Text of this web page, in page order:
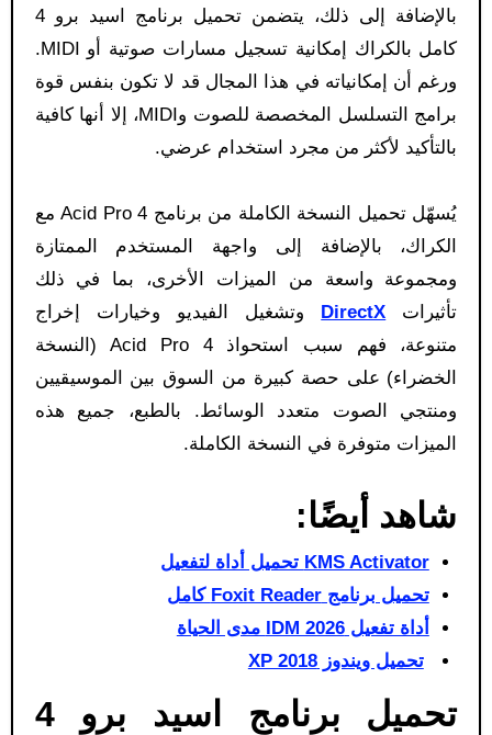
بالإضافة إلى ذلك، يتضمن تحميل برنامج اسيد برو 4
كامل بالكراك إمكانية تسجيل مسارات صوتية أو MIDI.
ورغم أن إمكانياته في هذا المجال قد لا تكون بنفس قوة
برامج التسلسل المخصصة للصوت وMIDI، إلا أنها كافية
بالتأكيد لأكثر من مجرد استخدام عرضي.
يُسهّل تحميل النسخة الكاملة من برنامج Acid Pro 4 مع
الكراك، بالإضافة إلى واجهة المستخدم الممتازة
ومجموعة واسعة من الميزات الأخرى، بما في ذلك
تأثيرات DirectX
وتشغيل الفيديو وخيارات إخراج
متنوعة، فهم سبب استحواذ Acid Pro 4 (النسخة
الخضراء) على حصة كبيرة من السوق بين الموسيقيين
ومنتجي الصوت متعدد الوسائط. بالطبع، جميع هذه
الميزات متوفرة في النسخة الكاملة.
شاهد أيضًا:
KMS Activator تحميل أداة لتفعيل
تحميل برنامج Foxit Reader كامل
أداة تفعيل IDM 2026 مدى الحياة
تحميل ويندوز XP 2018
تحميل برنامج اسيد برو 4